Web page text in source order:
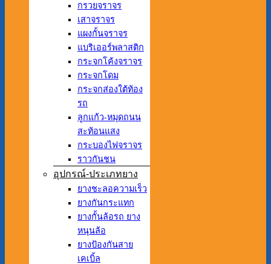
กรวยจราจร
เสาจราจร
แผงกั้นจราจร
แบริเออร์พลาสติก
กระจกโค้งจราจร
กระจกโดม
กระจกส่องใต้ท้อง
รถ
ลูกแก้ว-หมุดถนน
สะท้อนแสง
กระบองไฟจราจร
ราวกันชน
อุปกรณ์-ประเภทยาง
ยางชะลอความเร็ว
ยางกันกระแทก
ยางกั้นล้อรถ ยาง
หนุนล้อ
ยางป้องกันสาย
เคเบิ้ล